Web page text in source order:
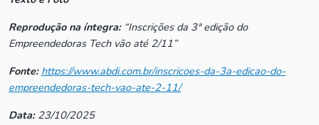
Reprodução na íntegra:“Inscrições da 3ª edição do
Empreendedoras Tech vão até 2/11”
Fonte: https://www.abdi.com.br/inscricoes-da-3a-edicao-do-
empreendedoras-tech-vao-ate-2-11/
Data:23/10/2025